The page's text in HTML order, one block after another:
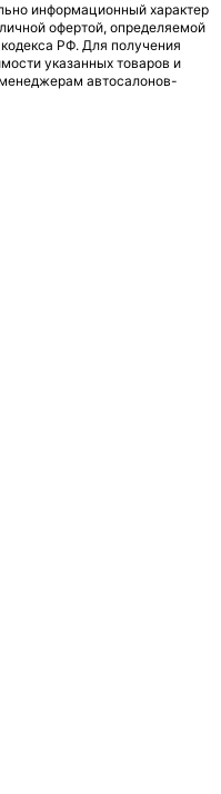
информационный характер
офертой, определяемой
РФ. Для получения
указанных товаров и
автосалонов-